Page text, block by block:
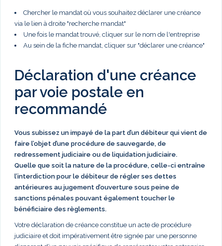
Chercher le mandat où vous souhaitez déclarer une créance
via le lien à droite "recherche mandat"
Une fois le mandat trouvé, cliquer sur le nom de l'entreprise
Au sein de la fiche mandat, cliquer sur "déclarer une créance"
Déclaration d'une créance
par voie postale en
recommandé
Vous subissez un impayé de la part d’un débiteur qui vient de
faire l’objet d’une procédure de sauvegarde, de
redressement judiciaire ou de liquidation judiciaire.
Quelle que soit la nature de la procédure, celle-ci entraîne
l’interdiction pour le débiteur de régler ses dettes
antérieures au jugement d’ouverture sous peine de
sanctions pénales pouvant également toucher le
bénéficiaire des règlements.
Votre déclaration de créance constitue un acte de procédure
judiciaire et doit impérativement être signée par une personne